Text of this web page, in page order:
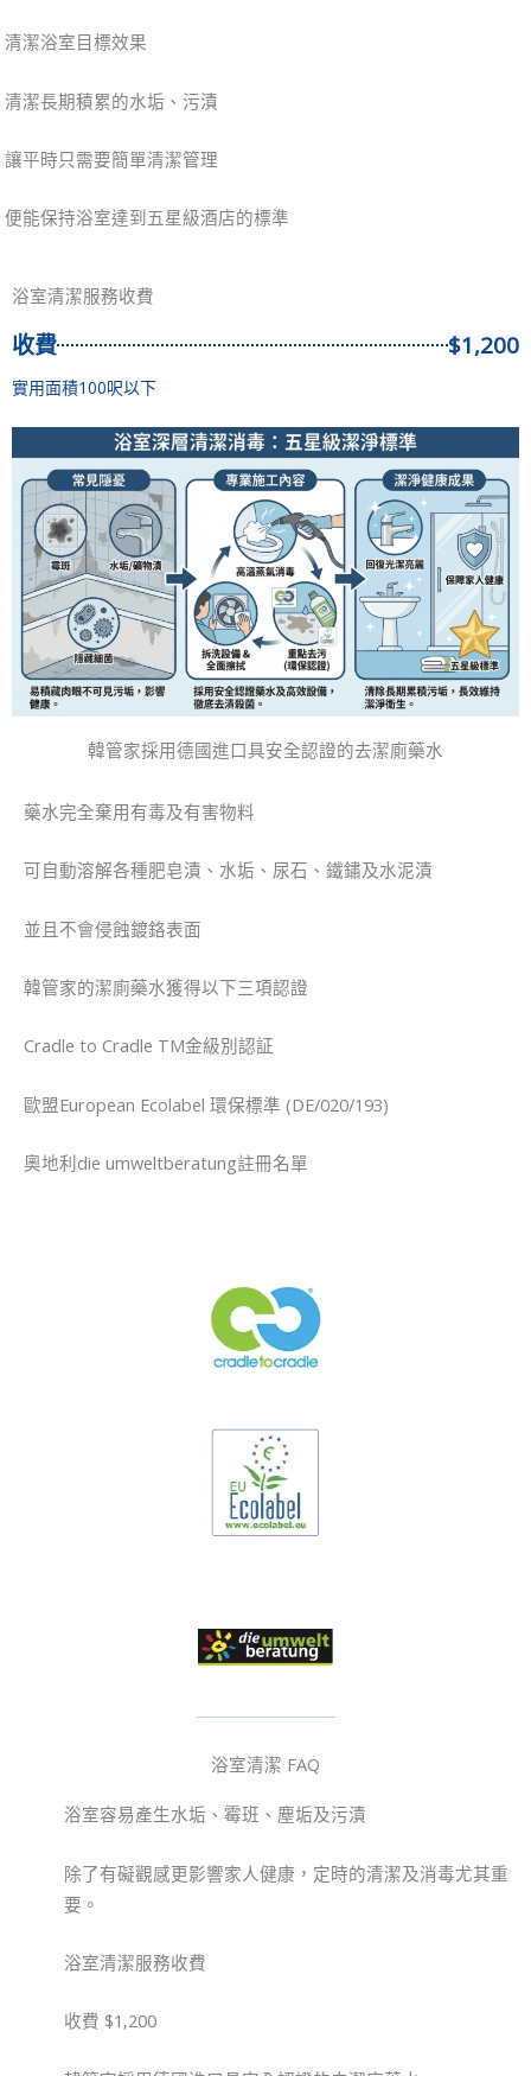
清潔浴室目標效果
清潔長期積累的水垢、污漬
讓平時只需要簡單清潔管理
便能保持浴室達到五星級酒店的標準
浴室清潔服務收費
收費 $1,200
實用面積100呎以下
韓管家採用德國進口具安全認證的去潔廁藥水
藥水完全棄用有毒及有害物料
可自動溶解各種肥皂漬、水垢、尿石、鐵鏽及水泥漬
並且不會侵蝕鍍鉻表面
韓管家的潔廁藥水獲得以下三項認證
Cradle to Cradle TM金級別認証
歐盟European Ecolabel 環保標準 (DE/020/193)
奧地利die umweltberatung註冊名單
浴室清潔 FAQ
浴室容易產生水垢、霉班、塵垢及污漬
除了有礙觀感更影響家人健康，定時的清潔及消毒尤其重
要。
浴室清潔服務收費
收費 $1,200